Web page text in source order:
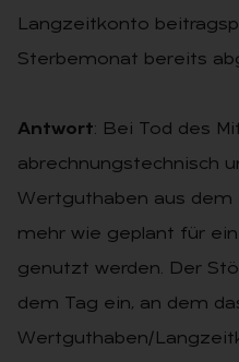
Langzeitkonto
Sterbemonat bereits
Antwort: Bei Tod des
abrechnungstechnisch
Wertguthaben aus
mehr wie geplant für
genutzt werden. Der
dem Tag ein, an dem
Wertguthaben/